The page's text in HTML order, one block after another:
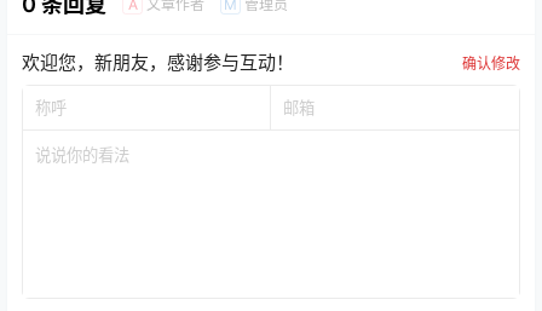
A 文章作者 M 管理员
欢迎您，新朋友，感谢参与互动！ 确认修改